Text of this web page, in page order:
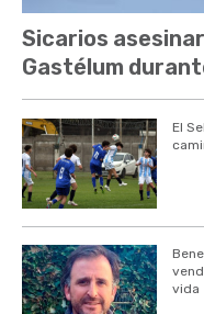
Sicarios
Gastélum
El
vida